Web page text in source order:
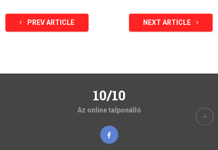
PREV ARTICLE NEXT ARTICLE
10/10
Az online talponálló